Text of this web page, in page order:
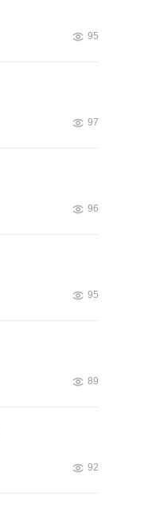
95
97
96
95
89
92